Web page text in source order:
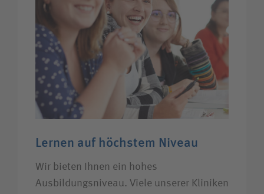
Lernen auf höchstem Niveau
Wir bieten Ihnen ein hohes
Ausbildungsniveau. Viele unserer Kliniken